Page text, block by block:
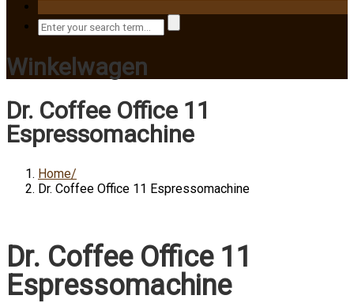
Winkelwagen
Dr. Coffee Office 11
Espressomachine
Home
Dr. Coffee Office 11 Espressomachine
Dr. Coffee Office 11
Espressomachine